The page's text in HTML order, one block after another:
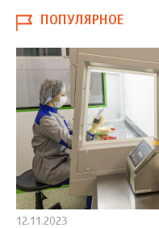
ПОПУЛЯРНОЕ
12.11.2023